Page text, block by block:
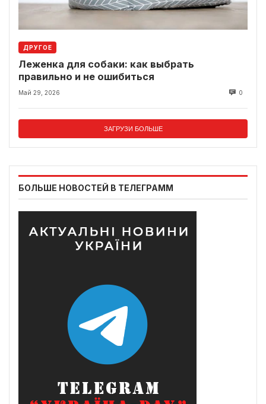
ДРУГОЕ
Леженка для собаки: как выбрать
правильно и не ошибиться
Май 29, 2026 0
ЗАГРУЗИ БОЛЬШЕ
БОЛЬШЕ НОВОСТЕЙ В ТЕЛЕГРАММ